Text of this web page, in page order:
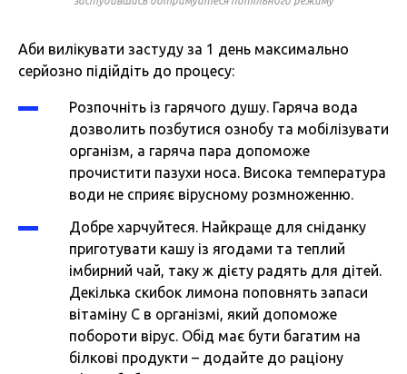
Аби вилікувати застуду за 1 день максимально
серйозно підійдіть до процесу:
Розпочніть із гарячого душу. Гаряча вода
дозволить позбутися ознобу та мобілізувати
організм, а гаряча пара допоможе
прочистити пазухи носа. Висока температура
води не сприяє вірусному розмноженню.
Добре харчуйтеся. Найкраще для сніданку
приготувати кашу із ягодами та теплий
імбирний чай, таку ж дієту радять для дітей.
Декілька скибок лимона поповнять запаси
вітаміну С в організмі, який допоможе
побороти вірус. Обід має бути багатим на
білкові продукти – додайте до раціону